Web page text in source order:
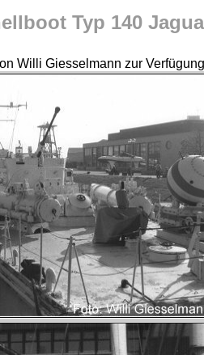
Typ 140
Willi Giesselmann zur